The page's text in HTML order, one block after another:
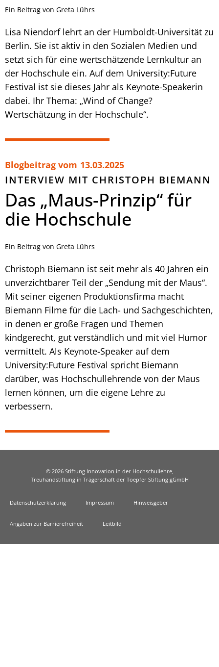
Ein Beitrag von Greta Lührs
Lisa Niendorf lehrt an der Humboldt-Universität zu
Berlin. Sie ist aktiv in den Sozialen Medien und
setzt sich für eine wertschätzende Lernkultur an
der Hochschule ein. Auf dem University:Future
Festival ist sie dieses Jahr als Keynote-Speakerin
dabei. Ihr Thema: „Wind of Change?
Wertschätzung in der Hochschule“.
Blogbeitrag vom 13.03.2025
INTERVIEW MIT CHRISTOPH BIEMANN
Das „Maus-Prinzip“ für
die Hochschule
Ein Beitrag von Greta Lührs
Christoph Biemann ist seit mehr als 40 Jahren ein
unverzichtbarer Teil der „Sendung mit der Maus“.
Mit seiner eigenen Produktionsfirma macht
Biemann Filme für die Lach- und Sachgeschichten,
in denen er große Fragen und Themen
kindgerecht, gut verständlich und mit viel Humor
vermittelt. Als Keynote-Speaker auf dem
University:Future Festival spricht Biemann
darüber, was Hochschullehrende von der Maus
lernen können, um die eigene Lehre zu
verbessern.
© 2026 Stiftung Innovation in der Hochschullehre,
Treuhandstiftung in Trägerschaft der Toepfer Stiftung gGmbH
Datenschutzerklärung Impressum Hinweisgeber
Angaben zur Barrierefreiheit Leitbild